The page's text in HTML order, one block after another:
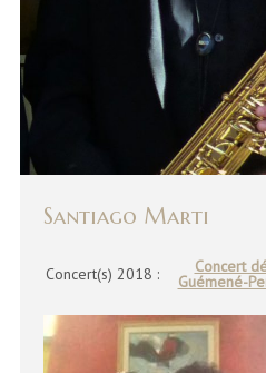
Santiago Marti
Concert(s) 2018 : Concert
Guémené-